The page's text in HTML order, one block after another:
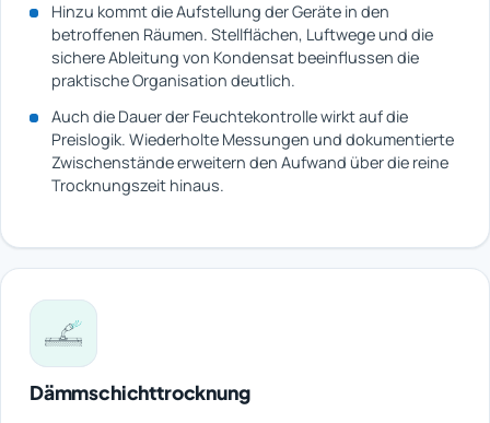
Hinzu kommt die Aufstellung der Geräte in den
betroffenen Räumen. Stellflächen, Luftwege und die
sichere Ableitung von Kondensat beeinflussen die
praktische Organisation deutlich.
Auch die Dauer der Feuchtekontrolle wirkt auf die
Preislogik. Wiederholte Messungen und dokumentierte
Zwischenstände erweitern den Aufwand über die reine
Trocknungszeit hinaus.
Dämmschichttrocknung